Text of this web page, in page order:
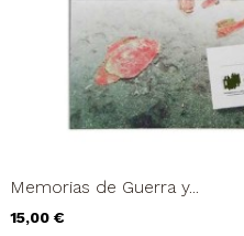
Memorias de Guerra y...
Precio
15,00 €